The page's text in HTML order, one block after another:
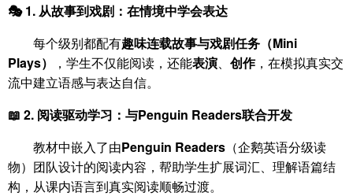
🎭 1. 从故事到戏剧：在情境中学会表达
每个级别都配有趣味连载故事与戏剧任务（Mini
Plays）
，学生不仅能阅读，还能表演、 创作，在模拟真实交
流中建立语感与表达自信。
📖 2. 阅读驱动学习：与Penguin Readers联合开发
教材中嵌入了由Penguin Readers （企鹅英语分级读
物）团队设计的阅读内容，帮助学生扩展词汇、理解语篇结
构，从课内语言到真实阅读顺畅过渡。